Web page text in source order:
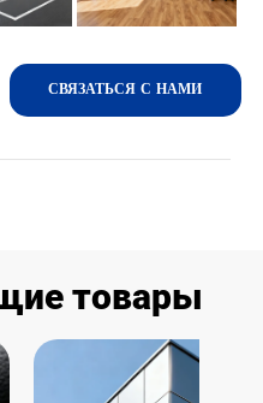
СВЯЗАТЬСЯ С НАМИ
товары